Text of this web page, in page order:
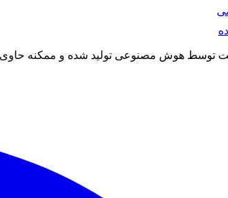
توسط هوش مصنوعی تولید شده و ممکنه حاوی